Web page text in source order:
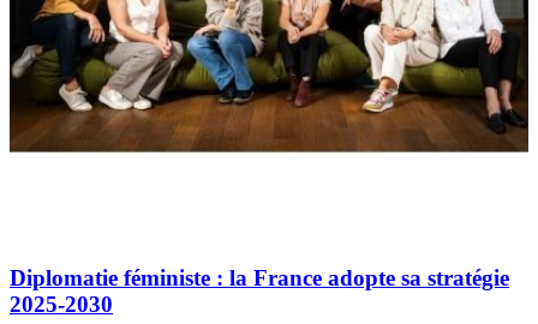
Diplomatie féministe : la France adopte sa stratégie
2025-2030